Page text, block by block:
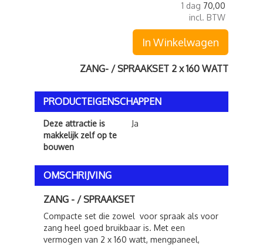
1 dag 70,00
incl. BTW
In Winkelwagen
ZANG- / SPRAAKSET 2 x 160 WATT
PRODUCTEIGENSCHAPPEN
Deze attractie is
makkelijk zelf op te
bouwen
Ja
OMSCHRIJVING
ZANG - / SPRAAKSET
Compacte set die zowel voor spraak als voor
zang heel goed bruikbaar is. Met een
vermogen van 2 x 160 watt, mengpaneel,